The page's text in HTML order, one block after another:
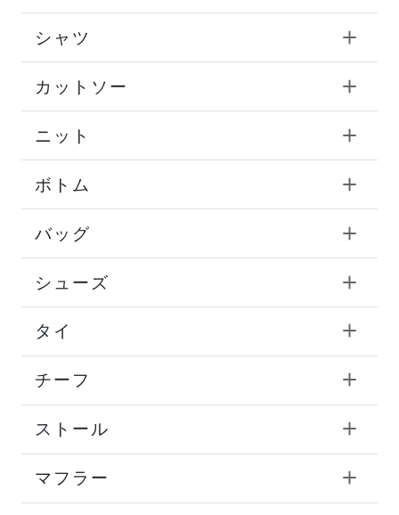
シャツ
カットソー
ニット
ボトム
バッグ
シューズ
タイ
チーフ
ストール
マフラー